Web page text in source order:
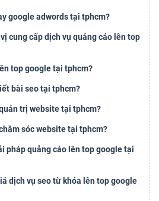
google adwords tại tphcm?
cung cấp dịch vụ quảng cáo lên top
top google tại tphcm?
bài seo tại tphcm?
trị website tại tphcm?
sóc website tại tphcm?
pháp quảng cáo lên top google tại
dịch vụ seo từ khóa lên top google